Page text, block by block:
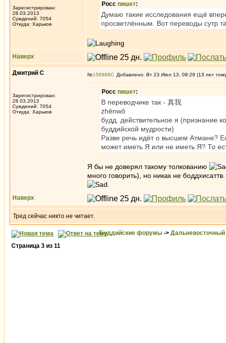
Зарегистрирован:
28.03.2013
Суждений: 7054
Откуда: Харьков
Росс пишет:
Думаю такие исследования ещё
просветлённым. Вот переводы сутр
Наверх
Дмитрий С
Зарегистрирован:
28.03.2013
Суждений: 7054
Откуда: Харьков
№156988 Добавлено: Вт 23 Июл 13, 09:28 (13 лет
Росс пишет:
В переводчике так - 真我
zhēnwǒ
будд. действительное я (признание
буддийской мудрости)
Разве речь идёт о высшем Атмане?
может иметь Я или не иметь Я? То
Я бы не доверял такому толкованию
много говорить), но никак не
Наверх
Тред сейчас никто не читает.
Буддийские форумы ->
Страница 3 из 11